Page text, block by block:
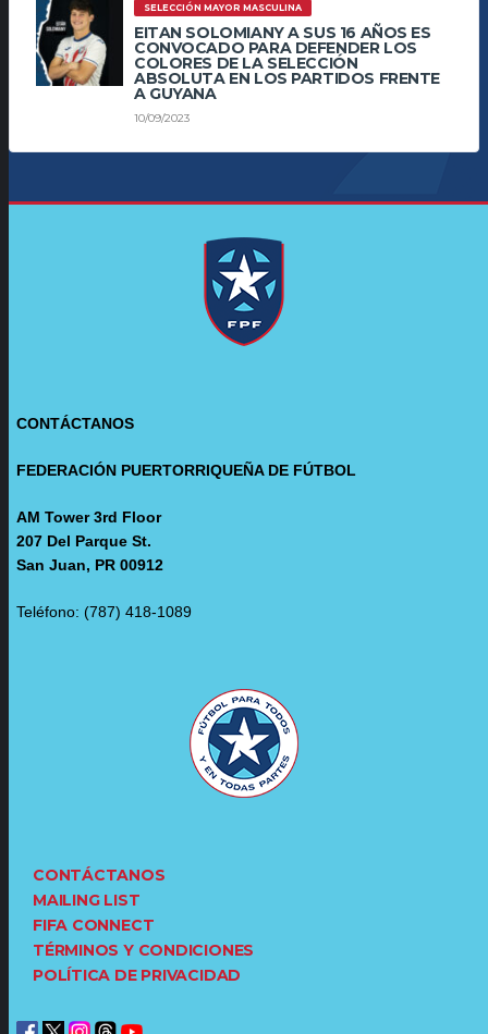
SELECCIÓN MAYOR MASCULINA
EITAN SOLOMIANY A SUS 16 AÑOS ES
CONVOCADO PARA DEFENDER LOS
COLORES DE LA SELECCIÓN
ABSOLUTA EN LOS PARTIDOS FRENTE
A GUYANA
10/09/2023
CONTÁCTANOS
FEDERACIÓN PUERTORRIQUEÑA DE FÚTBOL
AM Tower 3rd Floor
207 Del Parque St.
San Juan, PR 00912
Teléfono: (787) 418-1089
CONTÁCTANOS
MAILING LIST
FIFA CONNECT
TÉRMINOS Y CONDICIONES
POLÍTICA DE PRIVACIDAD